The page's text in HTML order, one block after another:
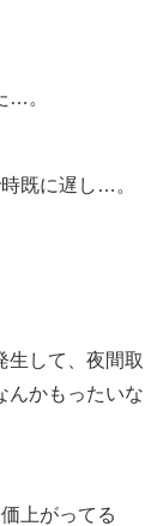
…。
既に遅し…。
生して、夜間取
んかもったいな
上がってる